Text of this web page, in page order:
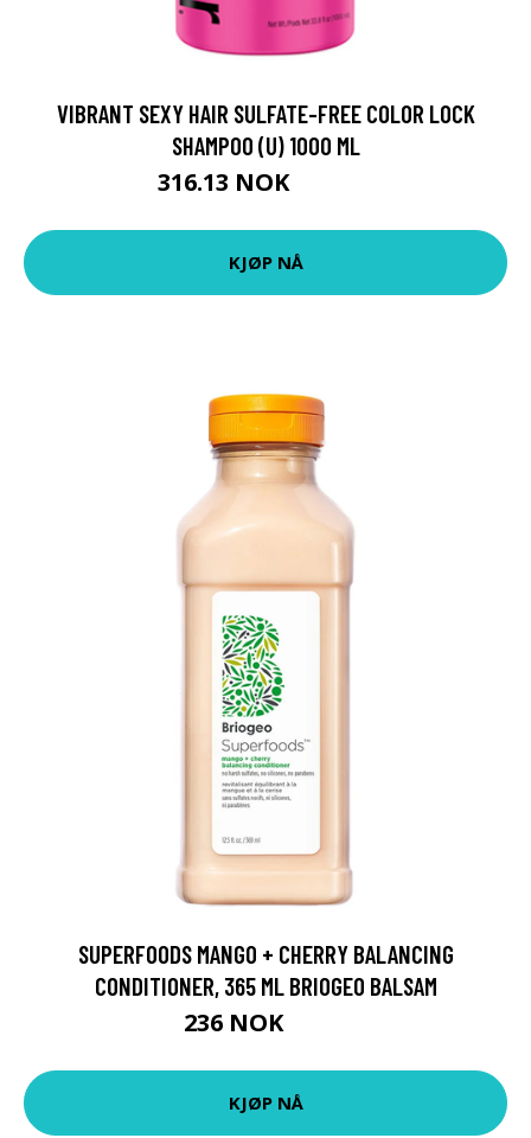
VIBRANT SEXY HAIR SULFATE-FREE COLOR LOCK
SHAMPOO (U) 1000 ML
316.13 NOK
KJØP NÅ
SUPERFOODS MANGO + CHERRY BALANCING
CONDITIONER, 365 ML BRIOGEO BALSAM
236 NOK
KJØP NÅ